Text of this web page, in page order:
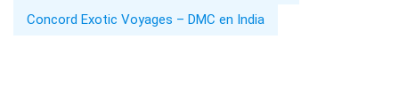
Concord Exotic Voyages – DMC en India